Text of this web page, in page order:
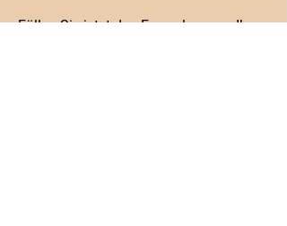
Füllen Sie jetzt das Formular aus - Ihr